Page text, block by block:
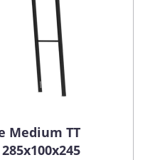
Medium TT